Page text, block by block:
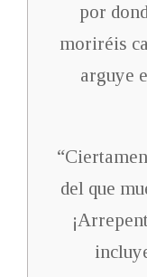
por
moriréis
arguye
del que